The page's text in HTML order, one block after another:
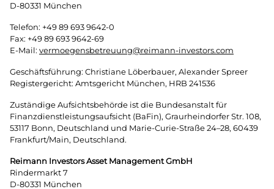
D-80331 München
Telefon: +49 89 693 9642-0
Fax: +49 89 693 9642-69
E-Mail: vermoegensbetreuung@reimann-investors.com
Geschäftsführung: Christiane Löberbauer, Alexander Spreer
Registergericht: Amtsgericht München, HRB 241536
Zuständige Aufsichtsbehörde ist die Bundesanstalt für
Finanzdienstleistungsaufsicht (BaFin), Graurheindorfer Str. 108,
53117 Bonn, Deutschland und Marie-Curie-Straße 24–28, 60439
Frankfurt/Main, Deutschland.
Reimann Investors Asset Management GmbH
Rindermarkt 7
D-80331 München